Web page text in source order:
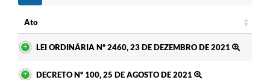
Ato
LEI ORDINÁRIA Nº 2460, 23 DE DEZEMBRO DE 2021
DECRETO Nº 100, 25 DE AGOSTO DE 2021